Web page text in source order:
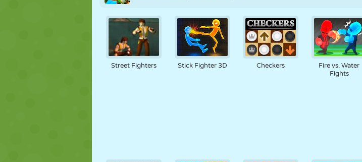
Street Fighters Stick Fighter 3D Checkers
Fire vs. Water
Fights